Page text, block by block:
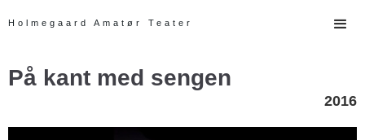
Holmegaard Amatør Teater
På kant med sengen
2016